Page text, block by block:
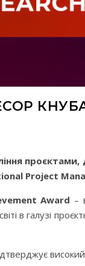
проєктами,
Project
Award –
в галузі